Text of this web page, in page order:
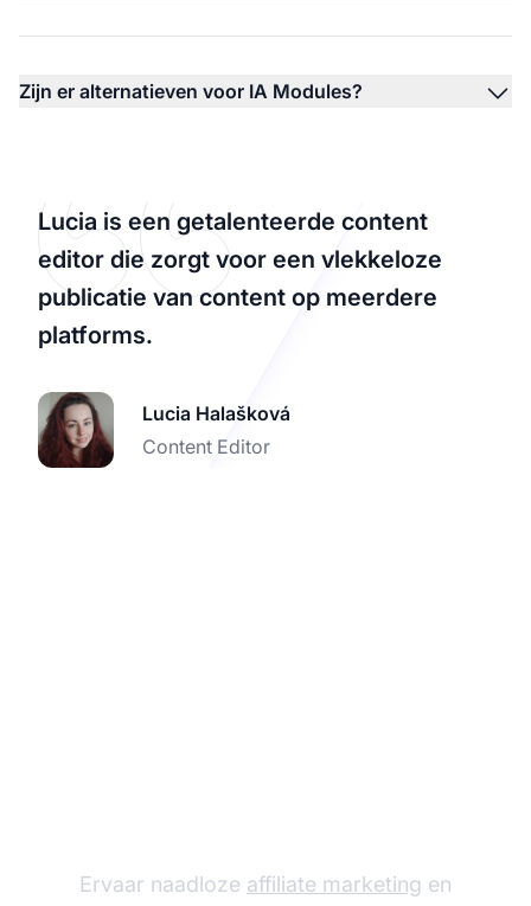
Zijn er alternatieven voor IA Modules?
Lucia is een getalenteerde content
editor die zorgt voor een vlekkeloze
publicatie van content op meerdere
platforms.
Lucia Halašková
Content Editor
Ervaar naadloze affiliate marketing en